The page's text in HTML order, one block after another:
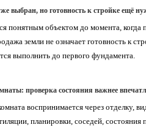
выбран, но готовность к стройке ещё
понятным объектом до момента, когда
земли не означает готовность к
выполнить до первого фундамента.
проверка состояния важнее
воспринимается через отделку,
планировки, соседей,